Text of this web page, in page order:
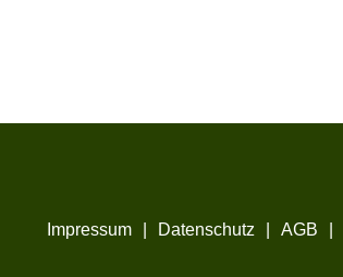
Impressum Datenschutz AGB